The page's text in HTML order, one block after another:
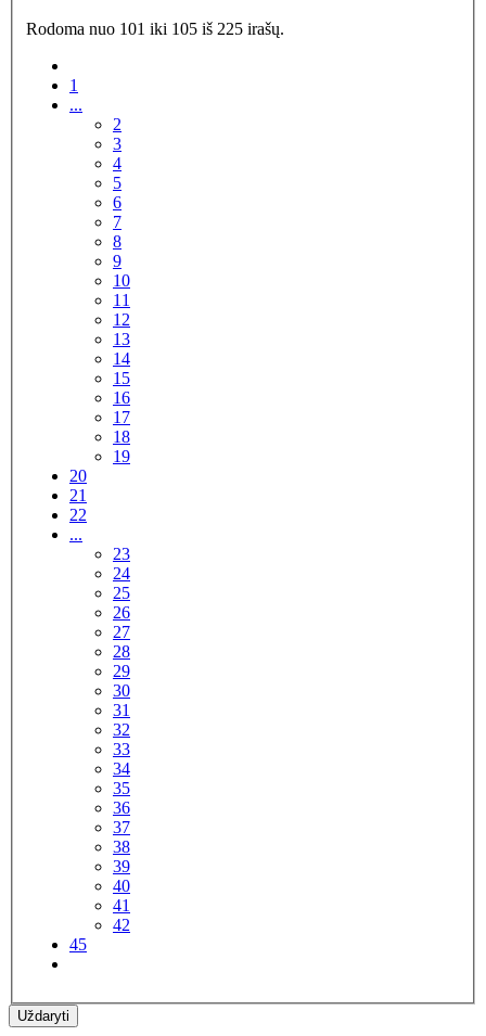
Rodoma nuo 101 iki 105 iš 225 irašų.
1
...
2
3
4
5
6
7
8
9
10
11
12
13
14
15
16
17
18
19
20
21
22
...
23
24
25
26
27
28
29
30
31
32
33
34
35
36
37
38
39
40
41
42
45
Uždaryti